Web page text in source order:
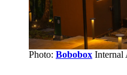
Photo: Bobobox Internal